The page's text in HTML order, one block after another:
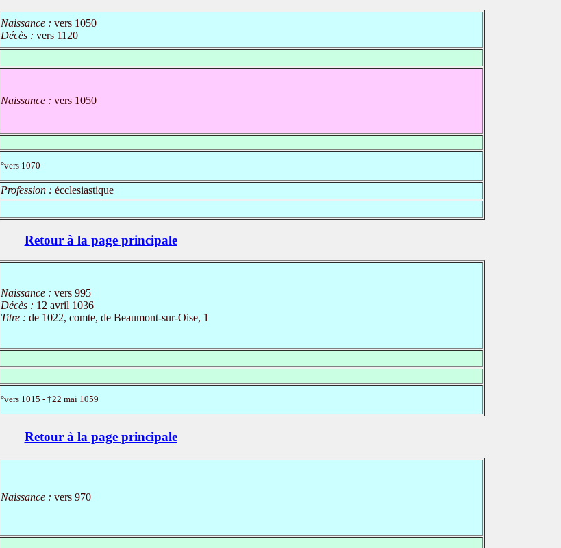
Naissance : vers 1050
Décès : vers 1120
Naissance : vers 1050
°vers 1070 -
Profession : écclesiastique
Retour à la page principale
Naissance : vers 995
Décès : 12 avril 1036
Titre : de 1022, comte, de Beaumont-sur-Oise, 1
°vers 1015 - †22 mai 1059
Retour à la page principale
Naissance : vers 970